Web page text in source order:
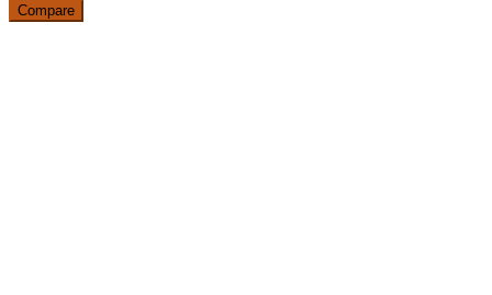
Compare